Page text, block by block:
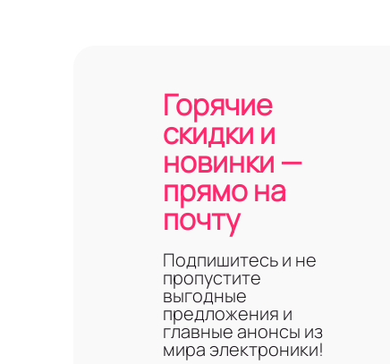
Горячие
скидки и
новинки —
прямо на
почту
Подпишитесь и не
пропустите
выгодные
предложения и
главные анонсы из
мира электроники!